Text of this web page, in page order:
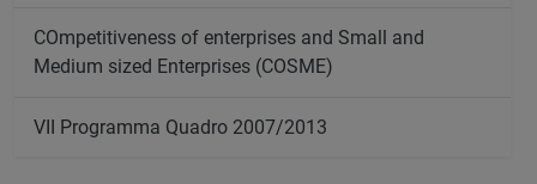
COmpetitiveness of enterprises and Small and
Medium sized Enterprises (COSME)
VII Programma Quadro 2007/2013